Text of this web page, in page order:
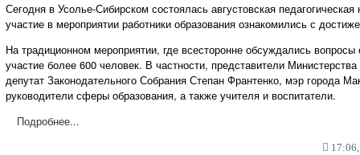
Сегодня в Усолье-Сибирском состоялась августовская
участие в мероприятии работники образования ознакомились с
На традиционном мероприятии, где всесторонне обсуждались вопросы
участие более 600 человек. В частности, представители Министерства
депутат Законодательного Собрания Степан Франтенко, мэр города
руководители сферы образования, а также учителя и воспитатели.
Подробнее...
17:06,